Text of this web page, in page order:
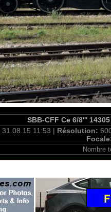
SBB-CFF Ce 6/8'''
31.08.15 11:53 | Résolution:
Nombre